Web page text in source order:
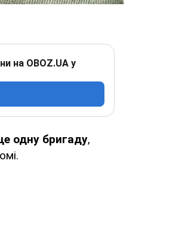
на OBOZ.UA у
одну бригаду,